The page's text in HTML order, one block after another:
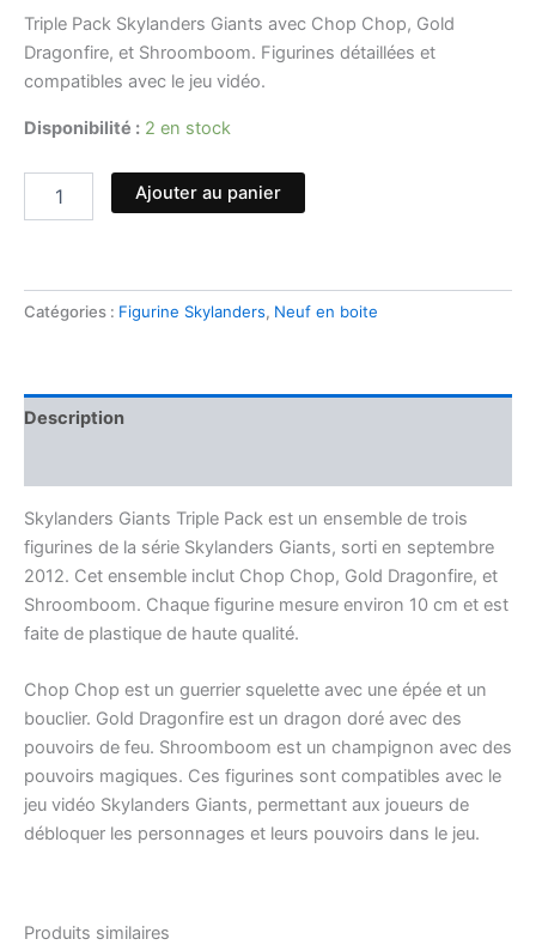
Triple Pack Skylanders Giants avec Chop Chop, Gold
Dragonfire, et Shroomboom. Figurines détaillées et
compatibles avec le jeu vidéo.
Disponibilité : 2 en stock
Ajouter au panier
Catégories : Figurine Skylanders, Neuf en boite
Description
Skylanders Giants Triple Pack est un ensemble de trois
figurines de la série Skylanders Giants, sorti en septembre
2012. Cet ensemble inclut Chop Chop, Gold Dragonfire, et
Shroomboom. Chaque figurine mesure environ 10 cm et est
faite de plastique de haute qualité.
Chop Chop est un guerrier squelette avec une épée et un
bouclier. Gold Dragonfire est un dragon doré avec des
pouvoirs de feu. Shroomboom est un champignon avec des
pouvoirs magiques. Ces figurines sont compatibles avec le
jeu vidéo Skylanders Giants, permettant aux joueurs de
débloquer les personnages et leurs pouvoirs dans le jeu.
Produits similaires